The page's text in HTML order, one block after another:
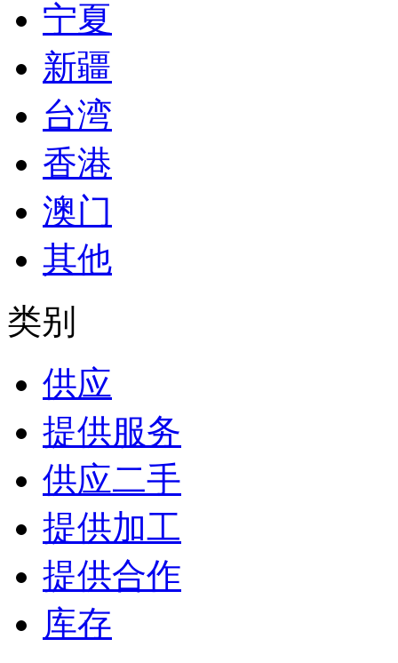
宁夏
新疆
台湾
香港
澳门
其他
类别
供应
提供服务
供应二手
提供加工
提供合作
库存